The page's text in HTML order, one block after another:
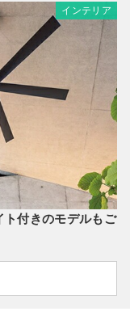
インテリア
ト付きのモデルもご